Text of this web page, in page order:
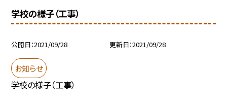
学校の様子（工事）
公開日 2021/09/28 更新日 2021/09/28
お知らせ
学校の様子（工事）